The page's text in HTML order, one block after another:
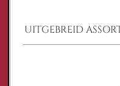
UITGEBREID